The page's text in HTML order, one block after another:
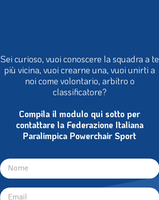
Sei curioso, vuoi conoscere la squadra a te
più vicina, vuoi crearne una, vuoi unirti a
noi come volontario, arbitro o
classificatore?
Compila il modulo qui sotto per
contattare la Federazione Italiana
Paralimpica Powerchair Sport